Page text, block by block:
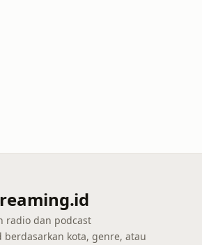
radio dan podcast
berdasarkan kota, genre, atau